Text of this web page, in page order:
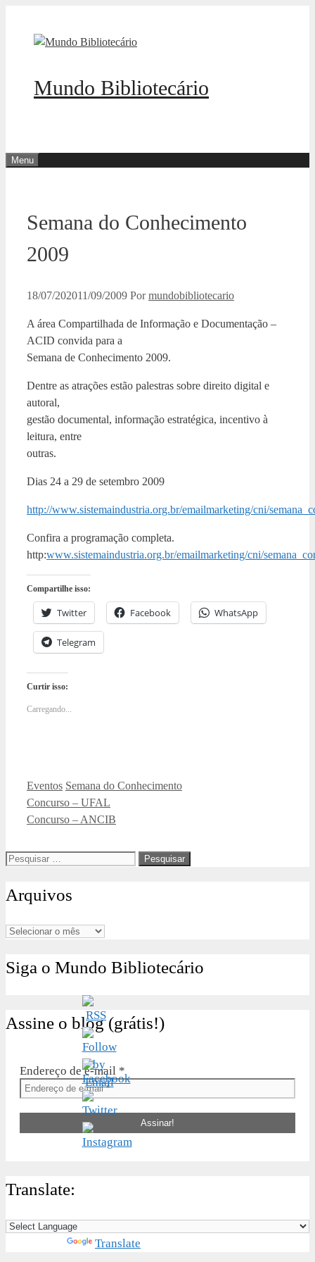
Mundo Bibliotecário
Menu
Semana do Conhecimento
2009
18/07/202011/09/2009 Pormundobibliotecario
A área Compartilhada de Informação e Documentação –
ACID convida para a
Semana de Conhecimento 2009.
Dentre as atrações estão palestras sobre direito digital e
autoral,
gestão documental, informação estratégica, incentivo à
leitura, entre
outras.
Dias 24 a 29 de setembro 2009
http://www.sistemaindustria.org.br/emailmarketing/cni/
Confira a programação completa.
http:www.sistemaindustria.org.br/emailmarketing/cni/
Compartilhe isso:
Twitter Facebook WhatsApp
Telegram
Curtir isso:
Carregando...
Categorias
Eventos Tags
Semana do Conhecimento
Concurso – UFAL
Concurso – ANCIB
Pesquisar
Arquivos
Arquivos
Siga o Mundo Bibliotecário
Assine o blog (grátis!)
Endereço de e-mail *
Translate:
Translate